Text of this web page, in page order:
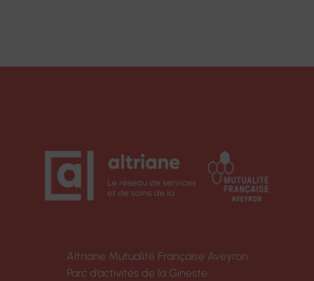
Altriane Mutualité Française Aveyron
Parc d’activités de la Gineste